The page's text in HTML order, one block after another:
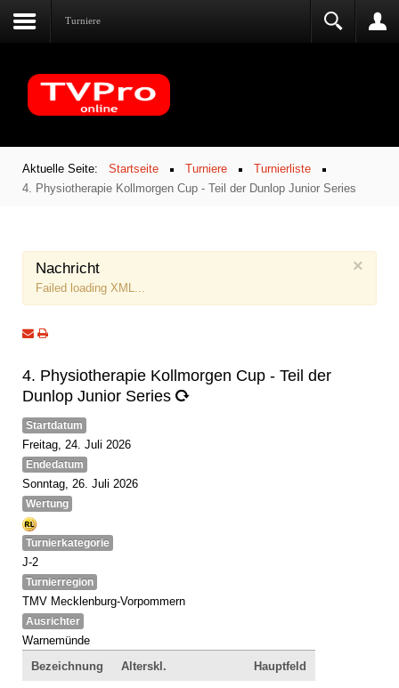
Turniere
Aktuelle Seite: Startseite Turniere
Turnierliste
4. Physiotherapie Kollmorgen Cup - Teil der Dunlop Junior Series
×
Nachricht
Failed loading XML...
4. Physiotherapie Kollmorgen Cup - Teil der
Dunlop Junior Series
Startdatum
Freitag, 24. Juli 2026
Endedatum
Sonntag, 26. Juli 2026
Wertung
Turnierkategorie
J-2
Turnierregion
TMV Mecklenburg-Vorpommern
Ausrichter
Warnemünde
Bezeichnung
Alterskl. Hauptfeld